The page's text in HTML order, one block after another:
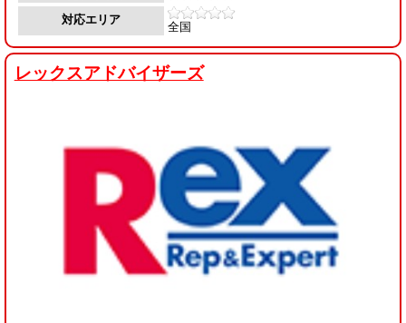
対応エリア
全国
レックスアドバイザーズ